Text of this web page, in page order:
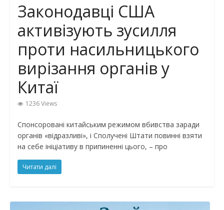
Законодавці США
активізують зусилля
проти насильницького
вирізання органів у
Китаї
1236 Views
Спонсоровані китайським режимом вбивства заради
органів «відразливі», і Сполучені Штати повинні взяти
на себе ініціативу в припиненні цього, – про
Читати далі